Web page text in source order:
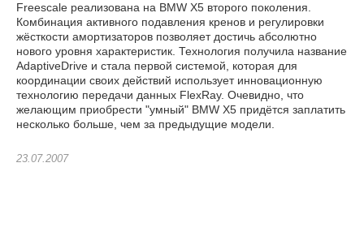
Freescale реализована на BMW X5 второго поколения.
Комбинация активного подавления кренов и регулировки
жёсткости амортизаторов позволяет достичь абсолютно
нового уровня характеристик. Технология получила название
AdaptiveDrive и стала первой системой, которая для
координации своих действий использует инновационную
технологию передачи данных FlexRay. Очевидно, что
желающим приобрести "умный" BMW X5 придётся заплатить
несколько больше, чем за предыдущие модели.
23.07.2007